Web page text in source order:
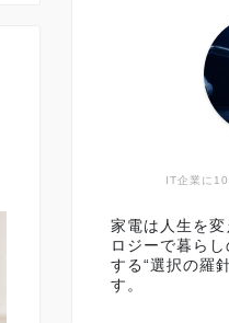
IT企業に
家電は人生を
ロジーで暮ら
する“選択の羅
す。